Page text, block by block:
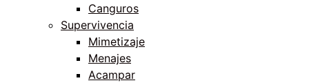
Canguros
Supervivencia
Mimetizaje
Menajes
Acampar